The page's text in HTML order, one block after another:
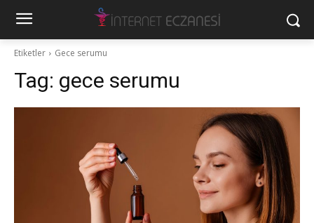
Etiketler Gece serumu
Tag: gece serumu